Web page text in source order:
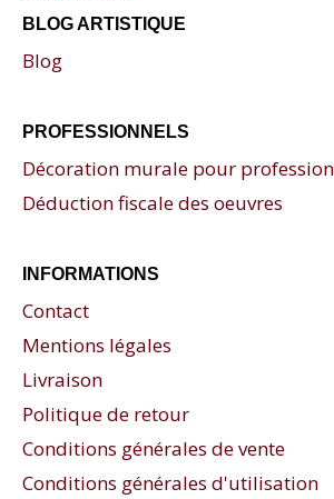
BLOG ARTISTIQUE
Blog
PROFESSIONNELS
Décoration murale pour
Déduction fiscale des oeuvres
INFORMATIONS
Contact
Mentions légales
Livraison
Politique de retour
Conditions générales de vente
Conditions générales d'utilisation